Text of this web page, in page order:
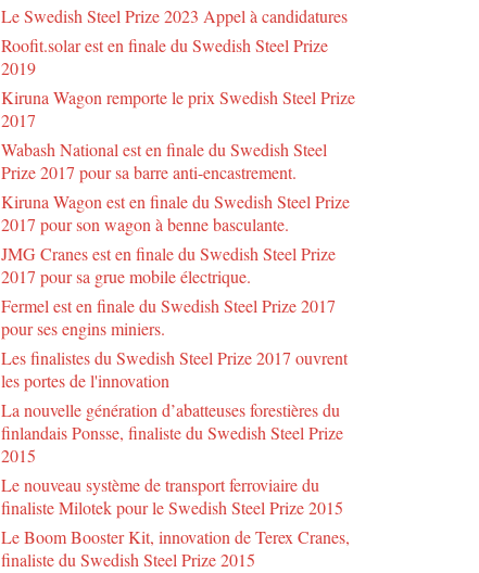
Le Swedish Steel Prize 2023 Appel à candidatures
Roofit.solar est en finale du Swedish Steel Prize
2019
Kiruna Wagon remporte le prix Swedish Steel Prize
2017
Wabash National est en finale du Swedish Steel
Prize 2017 pour sa barre anti-encastrement.
Kiruna Wagon est en finale du Swedish Steel Prize
2017 pour son wagon à benne basculante.
JMG Cranes est en finale du Swedish Steel Prize
2017 pour sa grue mobile électrique.
Fermel est en finale du Swedish Steel Prize 2017
pour ses engins miniers.
Les finalistes du Swedish Steel Prize 2017 ouvrent
les portes de l'innovation
La nouvelle génération d’abatteuses forestières du
finlandais Ponsse, finaliste du Swedish Steel Prize
2015
Le nouveau système de transport ferroviaire du
finaliste Milotek pour le Swedish Steel Prize 2015
Le Boom Booster Kit, innovation de Terex Cranes,
finaliste du Swedish Steel Prize 2015